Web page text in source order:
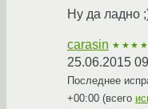
Ну да ладно
carasin
25.06.2015
Последнее
+00:00 (всего